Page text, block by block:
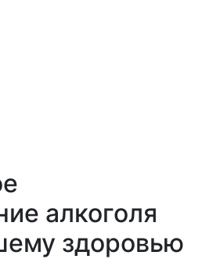
алкоголя
здоровью